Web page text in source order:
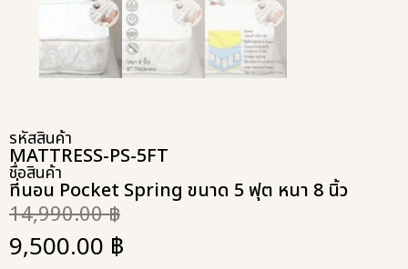
รหัสสินค้า
MATTRESS-PS-5FT
ชื่อสินค้า
ที่นอน Pocket Spring ขนาด 5 ฟุต หนา 8 นิ้ว
14,990.00฿
9,500.00 ฿